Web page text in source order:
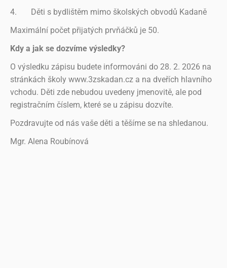
4.
Děti s bydlištěm mimo školských obvodů Kadaně
Maximální počet přijatých prvňáčků je 50.
Kdy a jak se dozvíme výsledky?
O výsledku zápisu budete informováni do 28. 2. 2026 na
stránkách školy www.3zskadan.cz a na dveřích hlavního
vchodu. Děti zde nebudou uvedeny jmenovitě, ale pod
registračním číslem, které se u zápisu dozvíte.
Pozdravujte od nás vaše děti a těšíme se na shledanou.
Mgr. Alena Roubínová